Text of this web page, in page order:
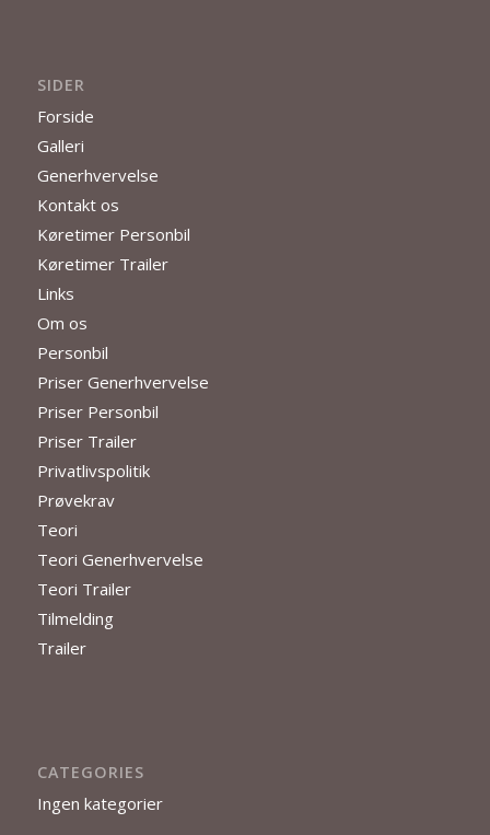
SIDER
Forside
Galleri
Generhvervelse
Kontakt os
Køretimer Personbil
Køretimer Trailer
Links
Om os
Personbil
Priser Generhvervelse
Priser Personbil
Priser Trailer
Privatlivspolitik
Prøvekrav
Teori
Teori Generhvervelse
Teori Trailer
Tilmelding
Trailer
CATEGORIES
Ingen kategorier